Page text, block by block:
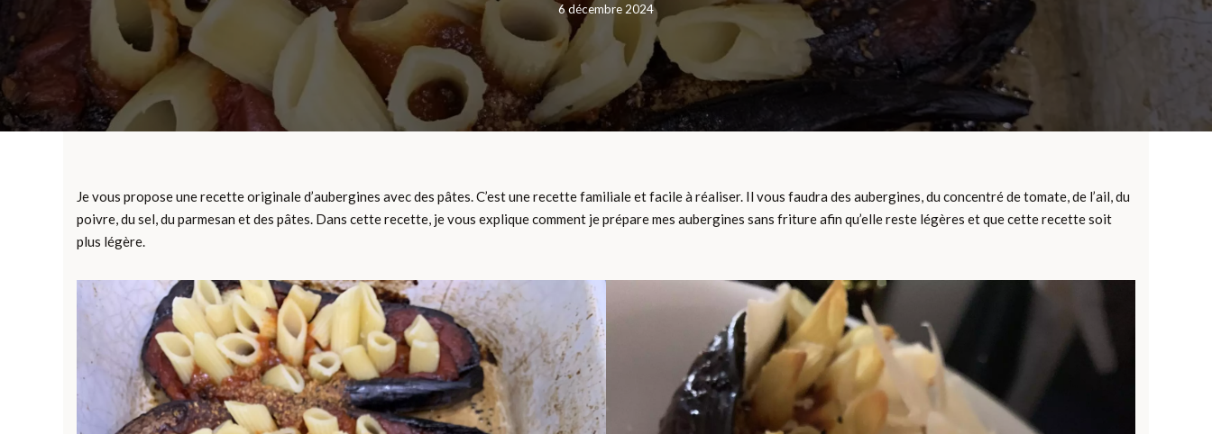
6 décembre 2024
Je vous propose une recette originale d’aubergines avec des pâtes. C’est une recette familiale et facile à réaliser. Il vous faudra des aubergines, du concentré de tomate, de l’ail, du
poivre, du sel, du parmesan et des pâtes. Dans cette recette, je vous explique comment je prépare mes aubergines sans friture afin qu’elle reste légères et que cette recette soit
plus légère.